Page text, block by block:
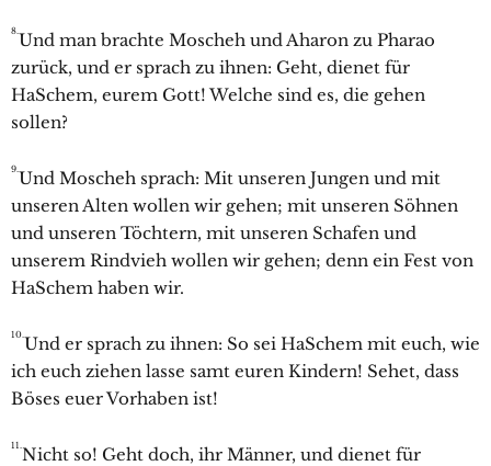
8.Und man brachte Moscheh und Aharon zu Pharao
zurück, und er sprach zu ihnen: Geht, dienet für
HaSchem, eurem Gott! Welche sind es, die gehen
sollen?
9.Und Moscheh sprach: Mit unseren Jungen und mit
unseren Alten wollen wir gehen; mit unseren Söhnen
und unseren Töchtern, mit unseren Schafen und
unserem Rindvieh wollen wir gehen; denn ein Fest von
HaSchem haben wir.
10.Und er sprach zu ihnen: So sei HaSchem mit euch, wie
ich euch ziehen lasse samt euren Kindern! Sehet, dass
Böses euer Vorhaben ist!
11.Nicht so! Geht doch, ihr Männer, und dienet für